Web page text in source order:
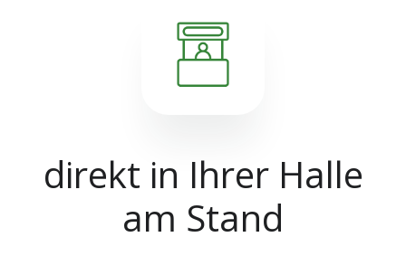
direkt in Ihrer Halle
am Stand